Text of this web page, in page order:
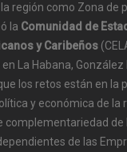
región como Zona de
la Comunidad de
y Caribeños
La Habana, González
los retos están en la
y económica de la
complementariedad de
de las